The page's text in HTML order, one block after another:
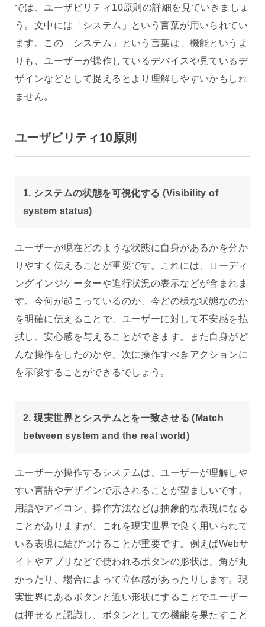
では、ユーザビリティ10原則の詳細を見ていきましょ
う。文中には「システム」という言葉が用いられてい
ます。この「システム」という言葉は、機能というよ
りも、ユーザーが操作しているデバイスや見ているデ
ザインなどとして捉えるとより理解しやすいかもしれ
ません。
ユーザビリティ10原則
1. システムの状態を可視化する (Visibility of
system status)
ユーザーが現在どのような状態に自身があるかを分か
りやすく伝えることが重要です。これには、ローディ
ングインジケーターや進行状況の表示などが含まれま
す。今何が起こっているのか、今どの様な状態なのか
を明確に伝えることで、ユーザーに対して不安感を払
拭し、安心感を与えることができます。また自身がど
んな操作をしたのかや、次に操作すべきアクションに
を示唆することができるでしょう。
2. 現実世界とシステムとを一致させる (Match
between system and the real world)
ユーザーが操作するシステムは、ユーザーが理解しや
すい言語やデザインで示されることが望ましいです。
用語やアイコン、操作方法などは抽象的な表現になる
ことがありますが、これを現実世界で良く用いられて
いる表現に結びつけることが重要です。例えばWebサ
イトやアプリなどで使われるボタンの形状は、角が丸
かったり、場合によって立体感があったりします。現
実世界にあるボタンと近い形状にすることでユーザー
は押せると認識し、ボタンとしての機能を果たすこと